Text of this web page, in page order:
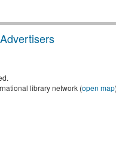
library network (open map